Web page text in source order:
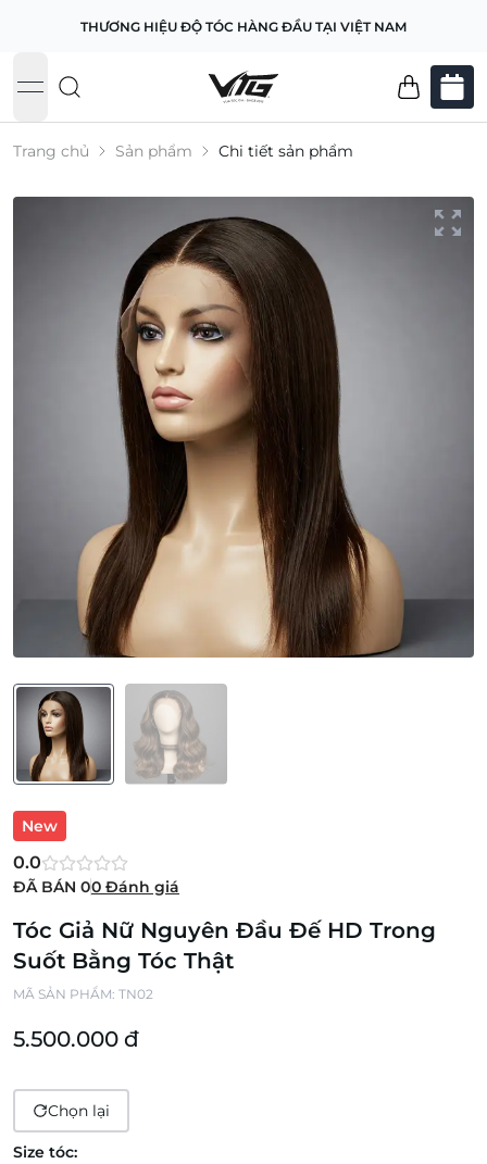
THƯƠNG HIỆU ĐỘ TÓC HÀNG ĐẦU TẠI VIỆT NAM
open navigation menu
Trang chủ Sản phẩm Chi tiết sản phẩm
New
0.0
ĐÃ BÁN 00 Đánh giá
Tóc Giả Nữ Nguyên Đầu Đế HD Trong
Suốt Bằng Tóc Thật
MÃ SẢN PHẨM: TN02
5.500.000 đ
Chọn lại
Size tóc: